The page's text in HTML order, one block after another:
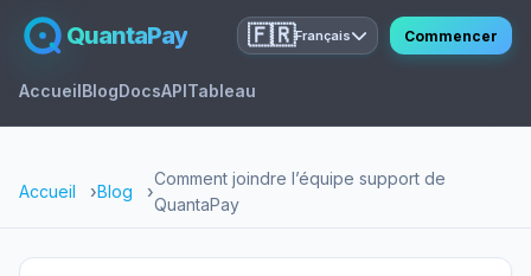
QuantaPay
AccueilBlogDocsAPITableau
🇫🇷Français Commencer
Accueil Blog
Comment joindre l’équipe support de
QuantaPay